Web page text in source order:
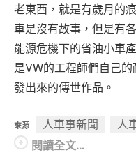
汽車改裝
輪胎特區
促銷訊息
試車報導
老東西，就是有歲月的
車是沒有故事，但是有
能源危機下的省油小車
是VW的工程師們自己
發出來的傳世作品。
來源 人車事新聞
人
閱讀全文...